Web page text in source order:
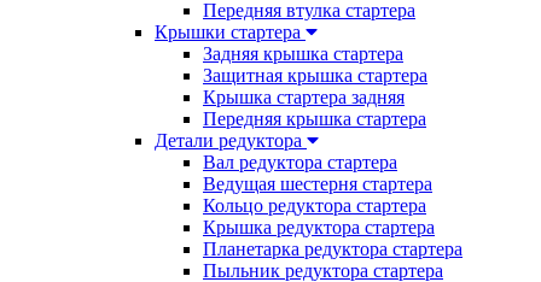
Передняя втулка стартера
Крышки стартера
Задняя крышка стартера
Защитная крышка стартера
Крышка стартера задняя
Передняя крышка стартера
Детали редуктора
Вал редуктора стартера
Ведущая шестерня стартера
Кольцо редуктора стартера
Крышка редуктора стартера
Планетарка редуктора стартера
Пыльник редуктора стартера